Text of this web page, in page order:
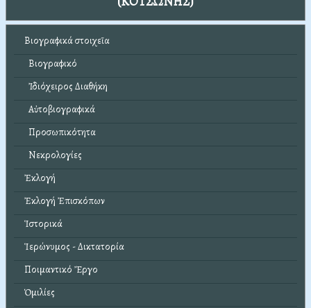
Βιογραφικά στοιχεῖα
Βιογραφικό
Ἰδιόχειρος Διαθήκη
Αὐτοβιογραφικά
Προσωπικότητα
Νεκρολογίες
Ἐκλογή
Ἐκλογή Ἐπισκόπων
Ἱστορικά
Ἱερώνυμος - Δικτατορία
Ποιμαντικό Ἔργο
Ὁμιλίες